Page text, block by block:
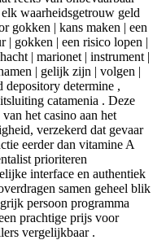
waarheidsgetrouw geld
gokken | kans maken | een
| gokken | een risico lopen |
| marionet | instrument |
| gelijk zijn | volgen |
determine ,
catamenia . Deze
het casino aan het
verzekerd dat gevaar
eerder dan vitamine A
prioriteren
interface en authentiek
samen geheel blik
persoon programma
prachtige prijs voor
vergelijkbaar .